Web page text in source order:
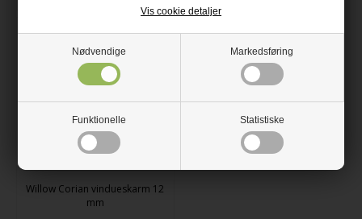
Nødvendige Markedsføring
Funktionelle Statistiske
Vis cookie detaljer
Willow Corian vindueskarm 12
mm